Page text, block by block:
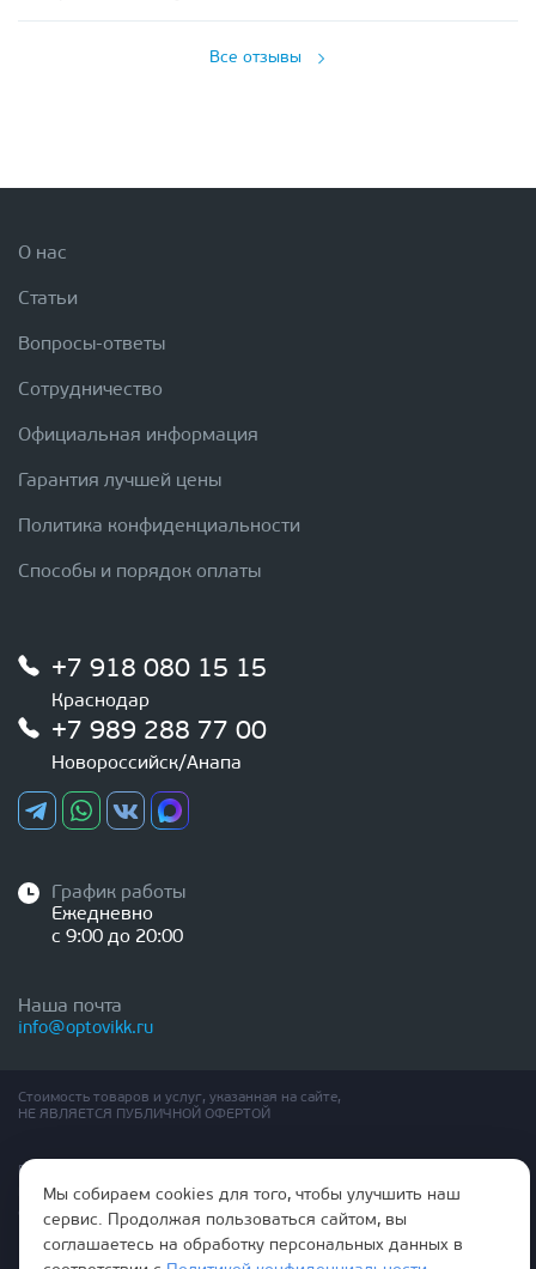
Все отзывы
О нас
Статьи
Вопросы-ответы
Сотрудничество
Официальная информация
Гарантия лучшей цены
Политика конфиденциальности
Способы и порядок оплаты
+7 918 080 15 15
Краснодар
+7 989 288 77 00
Новороссийск/Анапа
График работы
Ежедневно
с 9:00 до 20:00
Наша почта
info@optovikk.ru
Стоимость товаров и услуг, указанная на сайте,
НЕ ЯВЛЯЕТСЯ ПУБЛИЧНОЙ ОФЕРТОЙ
Правила эксплутации входных и межкомнатных дверей
Политика обработки персональных данных
Согласие на обработку персональных данных
Мы собираем cookies для того, чтобы улучшить наш
сервис. Продолжая пользоваться сайтом, вы
соглашаетесь на обработку персональных данных в